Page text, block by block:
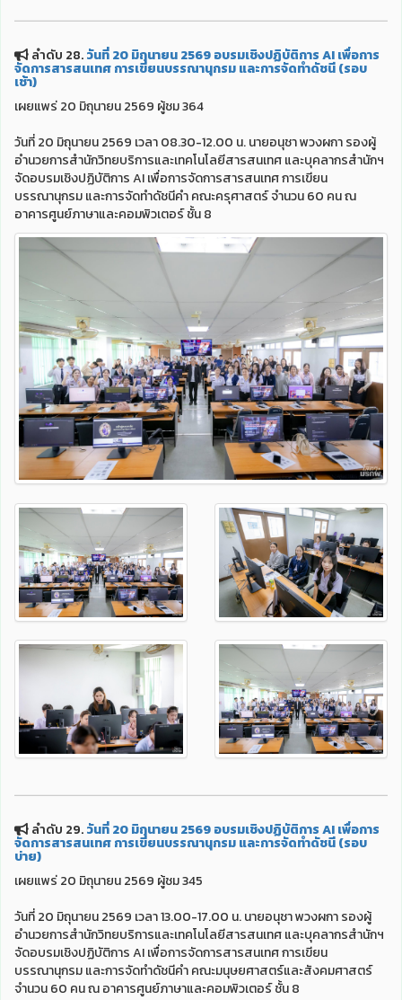
ลำดับ 28.วันที่ 20 มิถุนายน 2569 อบรมเชิงปฏิบัติการ AI เพื่อการ
จัดการสารสนเทศ การเขียนบรรณานุกรม และการจัดทำดัชนี (รอบ
เช้า)
เผยแพร่ 20 มิถุนายน 2569 ผู้ชม 364
วันที่ 20 มิถุนายน 2569 เวลา 08.30-12.00 น. นายอนุชา พวงผกา รองผู้
อำนวยการสำนักวิทยบริการและเทคโนโลยีสารสนเทศ และบุคลากรสำนักฯ
จัดอบรมเชิงปฏิบัติการ AI เพื่อการจัดการสารสนเทศ การเขียน
บรรณานุกรม และการจัดทำดัชนีคำ คณะครุศาสตร์ จำนวน 60 คน ณ
อาคารศูนย์ภาษาและคอมพิวเตอร์ ชั้น 8
ลำดับ 29.วันที่ 20 มิถุนายน 2569 อบรมเชิงปฏิบัติการ AI เพื่อการ
จัดการสารสนเทศ การเขียนบรรณานุกรม และการจัดทำดัชนี (รอบ
บ่าย)
เผยแพร่ 20 มิถุนายน 2569 ผู้ชม 345
วันที่ 20 มิถุนายน 2569 เวลา 13.00-17.00 น. นายอนุชา พวงผกา รองผู้
อำนวยการสำนักวิทยบริการและเทคโนโลยีสารสนเทศ และบุคลากรสำนักฯ
จัดอบรมเชิงปฏิบัติการ AI เพื่อการจัดการสารสนเทศ การเขียน
บรรณานุกรม และการจัดทำดัชนีคำ คณะมนุษยศาสตร์และสังคมศาสตร์
จำนวน 60 คน ณ อาคารศูนย์ภาษาและคอมพิวเตอร์ ชั้น 8